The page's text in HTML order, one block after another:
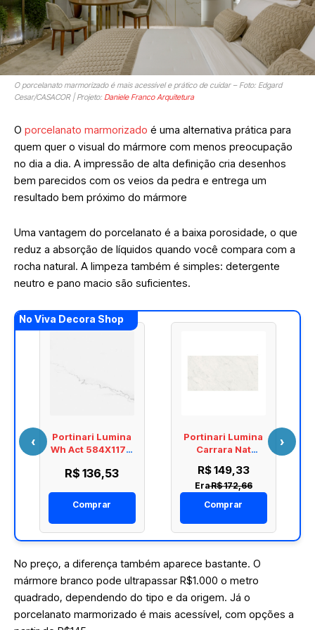
O porcelanato marmorizado é mais acessível e prático de cuidar – Foto: Edgard
Cesar/CASACOR | Projeto: Daniele Franco Arquitetura
O porcelanato marmorizado é uma alternativa prática para
quem quer o visual do mármore com menos preocupação
no dia a dia. A impressão de alta definição cria desenhos
bem parecidos com os veios da pedra e entrega um
resultado bem próximo do mármore
Uma vantagem do porcelanato é a baixa porosidade, o que
reduz a absorção de líquidos quando você compara com a
rocha natural. A limpeza também é simples: detergente
neutro e pano macio são suficientes.
No Viva Decora Shop
Portinari Lumina
Wh Act 584X1170
R$ 136,53
Comprar
Portinari Lumina
Carrara Nat
6060590A
R$ 149,33
EraR$ 172,66
Comprar
‹ ›
No preço, a diferença também aparece bastante. O
mármore branco pode ultrapassar R$1.000 o metro
quadrado, dependendo do tipo e da origem. Já o
porcelanato marmorizado é mais acessível, com opções a